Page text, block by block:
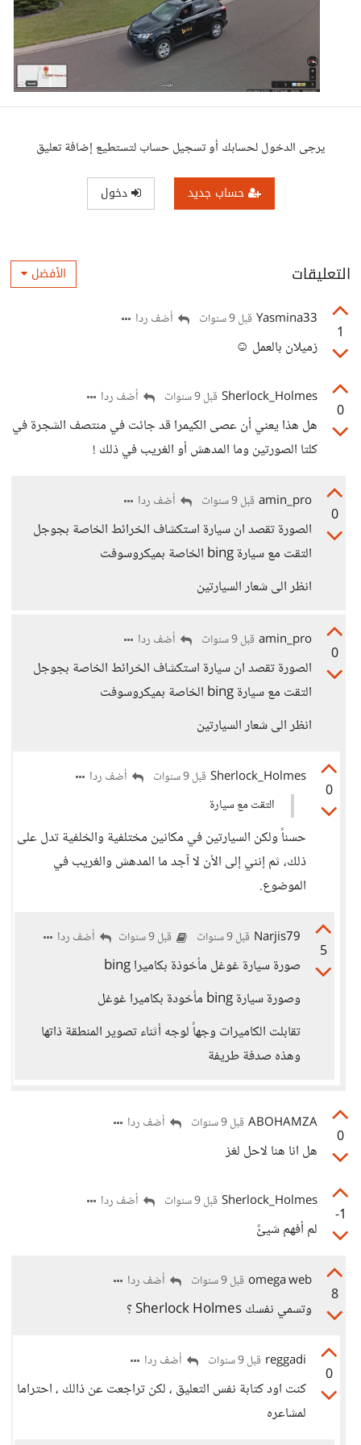
يرجى الدخول لحسابك أو تسجيل حساب لتستطيع إضافة تعليق
حساب جديد دخول
التعليقات الأفضل
1
Yasmina33 قبل 9 سنوات أضف ردا
زميلان بالعمل ☺
0
Sherlock_Holmes قبل 9 سنوات أضف ردا
هل هذا يعني أن عصى الكيمرا قد جائت في منتصف الشجرة في
كلتا الصورتين وما المدهش أو الغريب في ذلك !
0
amin_pro قبل 9 سنوات أضف ردا
الصورة تقصد ان سيارة استكشاف الخرائط الخاصة بجوجل
التقت مع سيارة bing الخاصة بميكروسوفت
انظر الى شعار السيارتين
0
amin_pro قبل 9 سنوات أضف ردا
الصورة تقصد ان سيارة استكشاف الخرائط الخاصة بجوجل
التقت مع سيارة bing الخاصة بميكروسوفت
انظر الى شعار السيارتين
0
Sherlock_Holmes قبل 9 سنوات
أضف ردا
التقت مع سيارة
حسناً ولكن السيارتين في مكانين مختلفية والخلفية تدل على
ذلك، ثم إنني إلى الأن لا آجد ما المدهش والغريب في
الموضوع.
5
Narjis79 قبل 9 سنوات قبل 9 سنوات أضف ردا
صورة سيارة غوغل مأخوذة بكاميرا bing
وصورة سيارة bing مأخودة بكاميرا غوغل
تقابلت الكاميرات وجهاً لوجه أثناء تصوير المنطقة ذاتها
وهذه صدفة طريفة
0
ABOHAMZA قبل 9 سنوات أضف ردا
هل انا هنا لاحل لغز
-1
Sherlock_Holmes قبل 9 سنوات أضف ردا
لم أفهم شيئً
8
omega web قبل 9 سنوات أضف ردا
وتسمي نفسك Sherlock Holmes ؟
0
reggadi قبل 9 سنوات أضف ردا
كنت اود كتابة نفس التعليق ، لكن تراجعت عن ذالك ، احتراما
لمشاعره